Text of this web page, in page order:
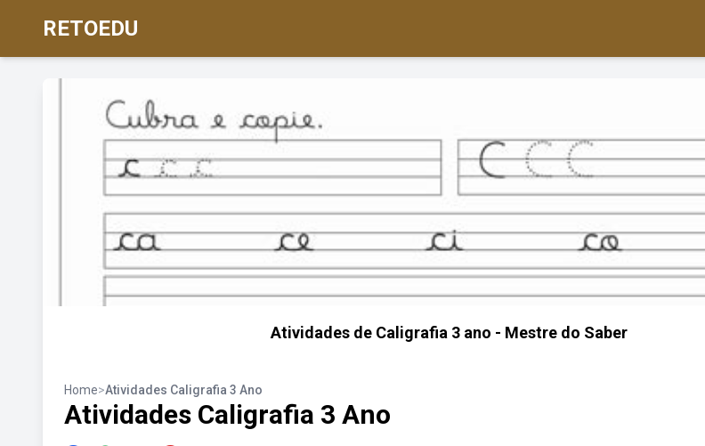
RETOEDU
Atividades de Caligrafia 3 ano - Mestre do Saber
Home>Atividades Caligrafia 3 Ano
Atividades Caligrafia 3 Ano